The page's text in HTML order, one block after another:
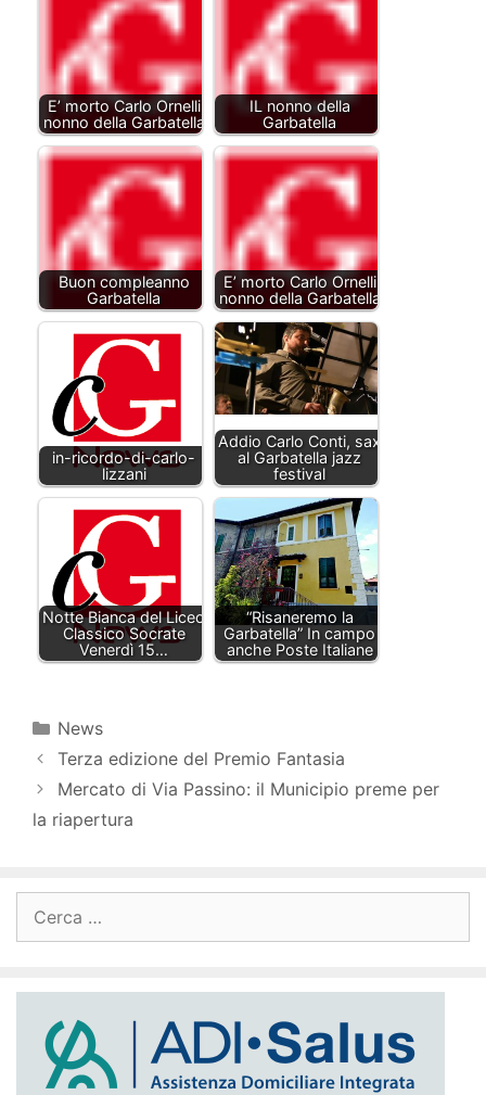
E’ morto Carlo Ornelli
nonno della Garbatella
IL nonno della
Garbatella
Buon compleanno
Garbatella
E’ morto Carlo Ornelli
nonno della Garbatella
in-ricordo-di-carlo-
lizzani
Addio Carlo Conti, sax
al Garbatella jazz
festival
Notte Bianca del Liceo
Classico Socrate
Venerdì 15…
“Risaneremo la
Garbatella” In campo
anche Poste Italiane
Categorie
News
Terza edizione del Premio Fantasia
Mercato di Via Passino: il Municipio preme per
la riapertura
per: